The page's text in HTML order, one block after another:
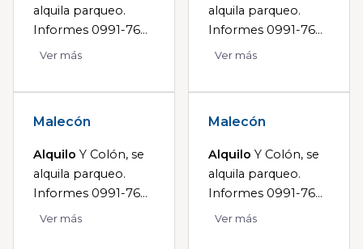
alquila parqueo.
Informes 0991-76...
Ver más
alquila parqueo.
Informes 0991-76...
Ver más
Malecón
Alquilo Y Colón, se
alquila parqueo.
Informes 0991-76...
Ver más
Malecón
Alquilo Y Colón, se
alquila parqueo.
Informes 0991-76...
Ver más